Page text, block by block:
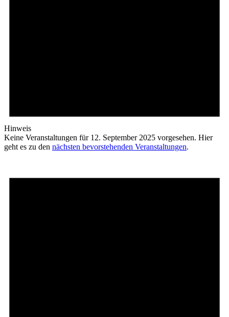
Hinweis
Keine Veranstaltungen für 12. September 2025 vorgesehen. Hier
geht es zu den nächsten bevorstehenden Veranstaltungen.